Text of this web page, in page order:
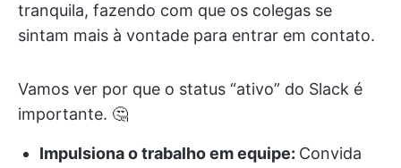
tranquila, fazendo com que os colegas se
sintam mais à vontade para entrar em contato.
Vamos ver por que o status “ativo” do Slack é
importante. 🤔
Impulsiona o trabalho em equipe: Convida